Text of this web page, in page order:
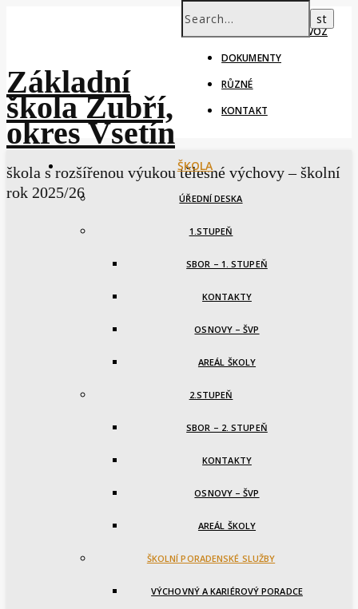
ŠKOLNÍ ROK – PROVOZ
DOKUMENTY
RŮZNÉ
KONTAKT
Základní
škola Zubří,
okres Vsetín
škola s rozšířenou výukou tělesné výchovy – školní
rok 2025/26
ŠKOLA
ÚŘEDNÍ DESKA
1.STUPEŇ
SBOR – 1. STUPEŇ
KONTAKTY
OSNOVY – ŠVP
AREÁL ŠKOLY
2.STUPEŇ
SBOR – 2. STUPEŇ
KONTAKTY
OSNOVY – ŠVP
AREÁL ŠKOLY
ŠKOLNÍ PORADENSKÉ SLUŽBY
VÝCHOVNÝ A KARIÉROVÝ PORADCE